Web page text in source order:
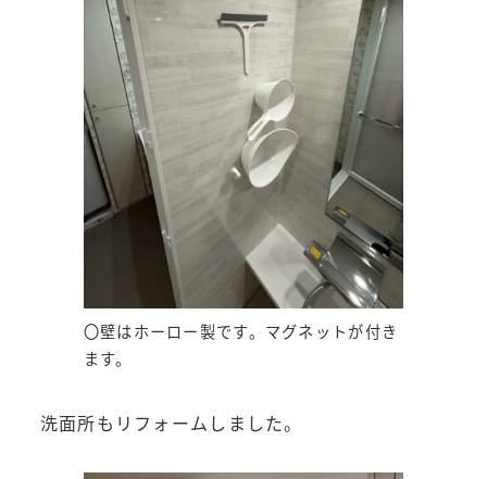
〇壁はホーロー製です。マグネットが付き
ます。
洗面所もリフォームしました。